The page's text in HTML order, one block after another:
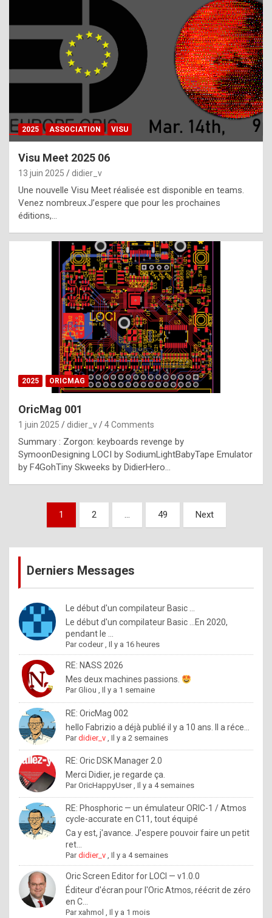
h
a
t
t
e
b
e
s
t
p
h
o
n
y
l
e
x
a
%
m
a
d
b
y
o
l
e
x
.
I
f
y
o
u
w
2025 ASSOCIATION VISU
Visu Meet 2025 06
13 juin 2025 didier_v
Une nouvelle Visu Meet réalisée est disponible en teams.
Venez nombreux.J’espere que pour les prochaines
éditions,…
2025 ORICMAG
OricMag 001
1 juin 2025 didier_v 4 Comments
Summary : Zorgon: keyboards revenge by
SymoonDesigning LOCI by SodiumLightBabyTape Emulator
by F4GohTiny Skweeks by DidierHero…
Pagination
publications
1 2 … 49 Next
Derniers Messages
Le début d'un compilateur Basic ...
Le début d'un compilateur Basic ...En 2020,
pendant le ...
Parcodeur,Il y a 16 heures
RE: NASS 2026
Mes deux machines passions.
ParGliou ,Il y a 1 semaine
RE: OricMag 002
hello Fabrizio a déjà publié il y a 10 ans. Il a réce...
Pardidier_v ,Il y a 2 semaines
RE: Oric DSK Manager 2.0
Merci Didier, je regarde ça.
ParOricHappyUser,Il y a 4 semaines
RE: Phosphoric — un émulateur ORIC-1 / Atmos
cycle-accurate en C11, tout équipé
Ca y est, j'avance. J'espere pouvoir faire un petit
ret...
Pardidier_v ,Il y a 4 semaines
Oric Screen Editor for LOCI — v1.0.0
Éditeur d'écran pour l'Oric Atmos, réécrit de zéro
en C...
Parxahmol ,Il y a 1 mois